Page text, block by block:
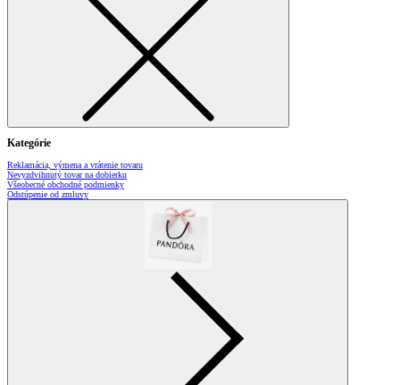
Kategórie
Reklamácia, výmena a vrátenie tovaru
Nevyzdvihnutý tovar na dobierku
Všeobecné obchodné podmienky
Odstúpenie od zmluvy